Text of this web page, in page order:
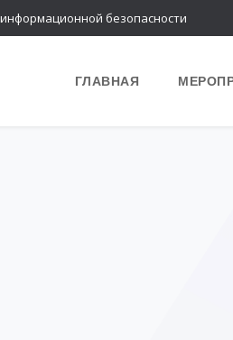
безопасности
ГЛАВНАЯ